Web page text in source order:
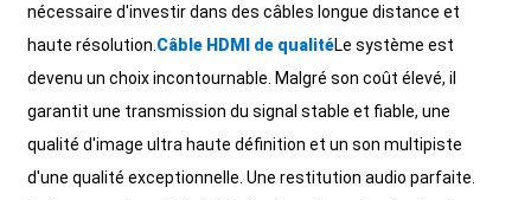
nécessaire d'investir dans des câbles longue distance et
haute résolution.Câble HDMI de qualitéLe système est
devenu un choix incontournable. Malgré son coût élevé, il
garantit une transmission du signal stable et fiable, une
qualité d'image ultra haute définition et un son multipiste
d'une qualité exceptionnelle. Une restitution audio parfaite.